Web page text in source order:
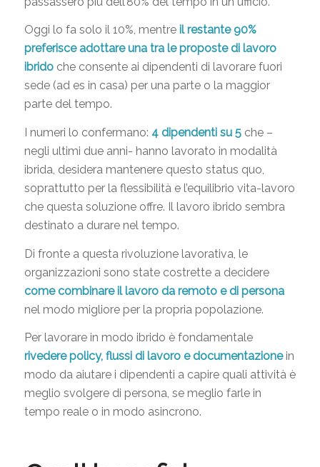
Oggi lo fa solo il 10%, mentre il restante 90%
preferisce adottare una tra le proposte di lavoro
ibridoche consente ai dipendenti di lavorare fuori
sede (ad es in casa) per una parte o la maggior
parte del tempo.
I numeri lo confermano: 4 dipendenti su 5 che –
negli ultimi due anni- hanno lavorato in modalità
ibrida, desidera mantenere questo status quo,
soprattutto per la flessibilità e l’equilibrio vita-lavoro
che questa soluzione offre. Il lavoro ibrido sembra
destinato a durare nel tempo.
Di fronte a questa rivoluzione lavorativa, le
organizzazioni sono state costrette a decidere
come combinare il lavoro da remoto e di persona
nel modo migliore per la propria popolazione.
Per lavorare in modo ibrido è fondamentale
rivedere policy, flussi di lavoro e documentazionein
modo da aiutare i dipendenti a capire quali attività è
meglio svolgere di persona, se meglio farle in
tempo reale o in modo asincrono.